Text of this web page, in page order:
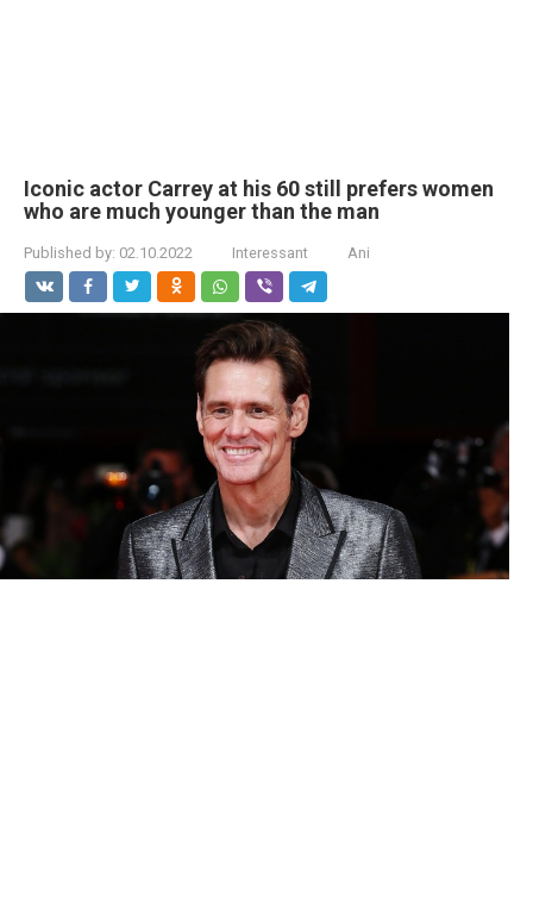
Iconic actor Carrey at his 60 still prefers women
who are much younger than the man
Published by: 02.10.2022 Interessant Ani